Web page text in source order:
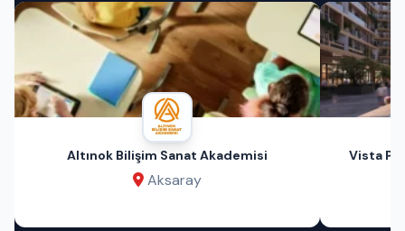
Altınok Bilişim Sanat Akademisi
Aksaray
Vista